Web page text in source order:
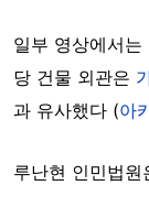
일부 영상에서
당 건물 외관은
과 유사했다 (아
루난현 인민법